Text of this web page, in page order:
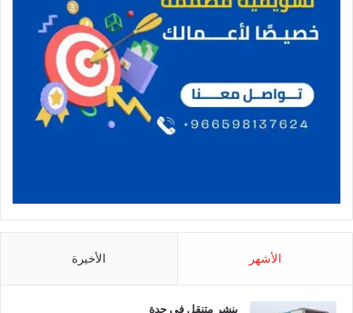
الأشهر الأخيرة
بنشر متنقل في جدة